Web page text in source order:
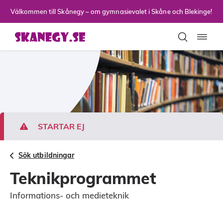
Välkommen till Skånegy – om gymnasievalet i Skåne och Blekinge!
STARTAR EJ
Sök utbildningar
Teknikprogrammet
Informations- och medieteknik